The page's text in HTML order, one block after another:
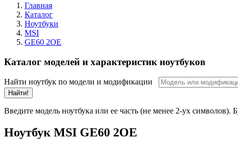
Главная
Каталог
Ноутбуки
MSI
GE60 2OE
Каталог моделей и характеристик ноутбуков
Найти ноутбук по модели и модификации
Найти!
Введите модель ноутбука или ее часть (не менее 2-ух символов).
Ноутбук MSI GE60 2OE